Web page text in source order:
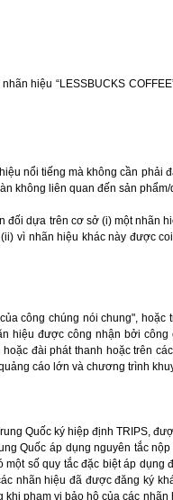
hiệu “LESSBUCKS
nổi tiếng mà không cần phải
không liên quan đến sản
đối dựa trên cơ sở (i) một nhãn
vì nhãn hiệu khác này được
công chúng nói chung",
hiệu được công nhận bởi
đài phát thanh hoặc trên
cáo lớn và chương trình
Quốc ký hiệp định TRIPS,
Quốc áp dụng nguyên tắc
số quy tắc đặc biệt áp
nhãn hiệu đã được đăng ký
phạm vi bảo hộ của các